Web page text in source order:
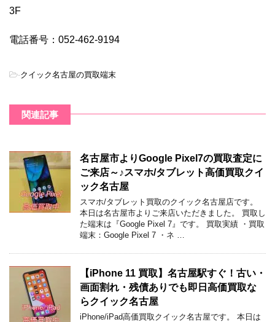
3F
電話番号：052-462-9194
-クイック名古屋の買取端末
関連記事
名古屋市よりGoogle Pixel7の買取査定に
ご来店～♪スマホ/タブレット高価買取クイ
ック名古屋
スマホ/タブレット買取のクイック名古屋店です。
本日は名古屋市よりご来店いただきました。 買取し
た端末は『Google Pixel 7』です。 買取実績 ・買取
端末：Google Pixel 7 ・ネ …
【iPhone 11 買取】名古屋駅すぐ！古い・
画面割れ・残債ありでも即日高価買取な
らクイック名古屋
iPhone/iPad高価買取クイック名古屋です。 本日は